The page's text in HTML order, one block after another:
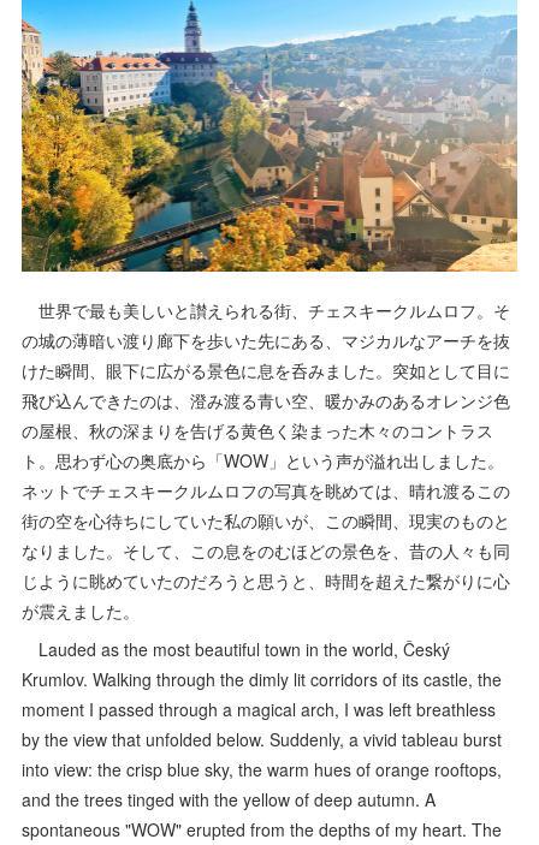
世界で最も美しいと讃えられる街、チェスキークルムロフ。そ
の城の薄暗い渡り廊下を歩いた先にある、マジカルなアーチを抜
けた瞬間、眼下に広がる景色に息を呑みました。突如として目に
飛び込んできたのは、澄み渡る青い空、暖かみのあるオレンジ色
の屋根、秋の深まりを告げる黄色く染まった木々のコントラス
ト。思わず心の奥底から「WOW」という声が溢れ出しました。
ネットでチェスキークルムロフの写真を眺めては、晴れ渡るこの
街の空を心待ちにしていた私の願いが、この瞬間、現実のものと
なりました。そして、この息をのむほどの景色を、昔の人々も同
じように眺めていたのだろうと思うと、時間を超えた繋がりに心
が震えました。
Lauded as the most beautiful town in the world, Český
Krumlov. Walking through the dimly lit corridors of its castle, the
moment I passed through a magical arch, I was left breathless
by the view that unfolded below. Suddenly, a vivid tableau burst
into view: the crisp blue sky, the warm hues of orange rooftops,
and the trees tinged with the yellow of deep autumn. A
spontaneous "WOW" erupted from the depths of my heart. The